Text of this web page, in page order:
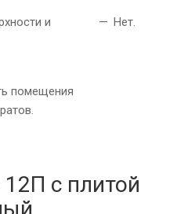
и
помещения
Нет.
с плитой